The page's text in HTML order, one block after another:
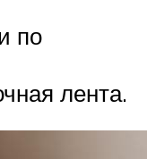
по
лента.